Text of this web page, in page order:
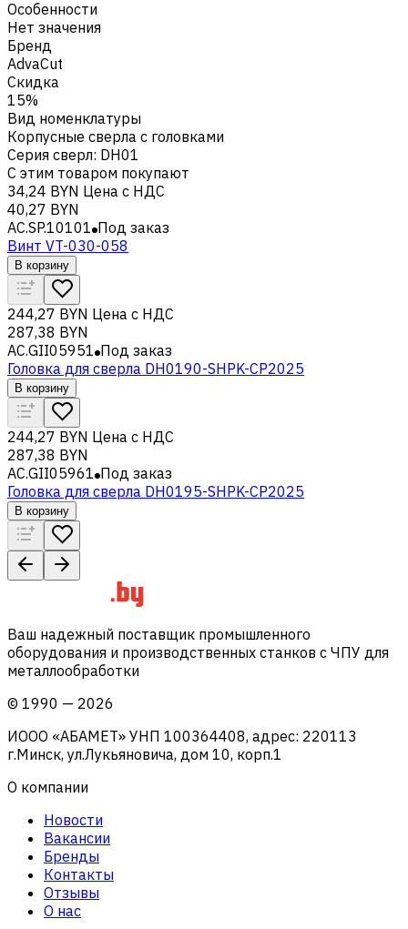
Особенности
Нет значения
Бренд
AdvaCut
Скидка
15%
Вид номенклатуры
Корпусные сверла с головками
Серия сверл: DH01
С этим товаром покупают
34,24 BYN Цена с НДС
40,27 BYN
AC.SP.10101 Под заказ
Винт VT-030-058
В корзину
244,27 BYN Цена с НДС
287,38 BYN
AC.GII05951 Под заказ
Головка для сверла DH0190-SHPK-CP2025
В корзину
244,27 BYN Цена с НДС
287,38 BYN
AC.GII05961 Под заказ
Головка для сверла DH0195-SHPK-CP2025
В корзину
Ваш надежный поставщик промышленного
оборудования и производственных станков с ЧПУ для
металлообработки
© 1990 — 2026
ИООО «АБАМЕТ» УНП 100364408, адрес: 220113
г.Минск, ул.Лукьяновича, дом 10, корп.1
О компании
Новости
Вакансии
Бренды
Контакты
Отзывы
О нас